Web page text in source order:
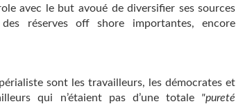
avec le but avoué de diversifier ses sources
des réserves off shore importantes, encore
sont les travailleurs, les démocrates et
qui n’étaient pas d’une totale "pureté